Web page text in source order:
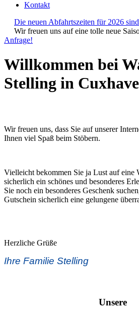
Kontakt
Die neuen Abfahrtszeiten für 2026
Wir freuen uns auf eine tolle neue
Anfrage!
Willkommen bei
Stelling in
Wir freuen uns, dass Sie auf unserer
Ihnen viel Spaß beim Stöbern.
Vielleicht bekommen Sie ja Lust auf eine
sicherlich ein schönes und besonderes
Sie noch ein besonderes Geschenk
Gutschein sicherlich eine gelungene
Herzliche Grüße
Ihre Familie Stelling
Unsere